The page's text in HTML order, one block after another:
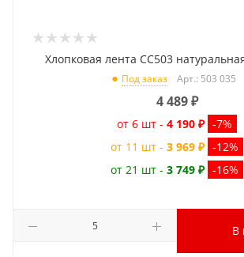
Хлопковая лента CC503
Под заказ Арт.: 503 035
4 489₽
от 6 шт - 4 190 ₽ -7%
от 11 шт - 3 969 ₽ -12%
от 21 шт - 3 749 ₽ -16%
В